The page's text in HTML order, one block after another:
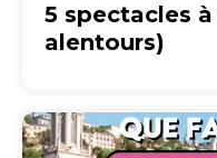
5 spectacles
alentours)